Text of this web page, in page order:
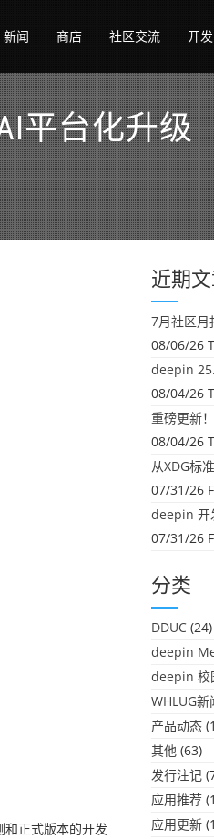
新闻 商店 社区交流 开发
平台化升级
正式版本的开发
近期
08/06/26
deepin
08/04/26
08/04/26
07/31/26
07/31/26
分类
DDUC (24)
deepin
deepin 校
WHLUG新
产品动态
其他 (63)
发行注记
应用推荐
应用更新